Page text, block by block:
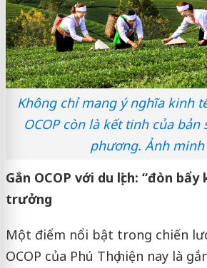
Không chỉ mang ý nghĩa kinh
OCOP còn là kết tinh của bản
phương. Ảnh minh
Gắn OCOP với du lịch: “đòn
trưởng
Một điểm nổi bật trong chiến
OCOP của Phú Thọ hiện nay là